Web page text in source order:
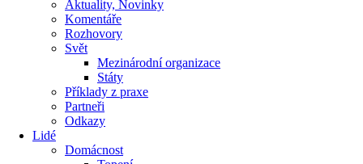
Aktuality, Novinky
Komentáře
Rozhovory
Svět
Mezinárodní organizace
Státy
Příklady z praxe
Partneři
Odkazy
Lidé
Domácnost